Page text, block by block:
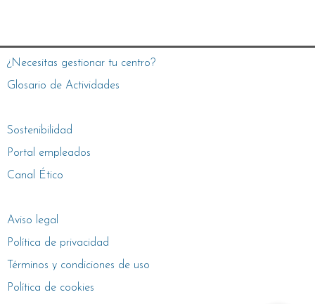
¿Necesitas gestionar tu centro?
Glosario de Actividades
Sostenibilidad
Portal empleados
Canal Ético
Aviso legal
Política de privacidad
Términos y condiciones de uso
Política de cookies